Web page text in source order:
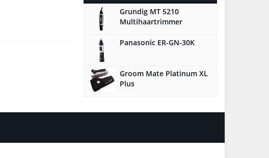
Grundig MT 5210
Multihaartrimmer
Panasonic ER-GN-30K
Groom Mate Platinum XL
Plus